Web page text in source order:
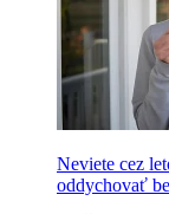
Neviete cez
oddychovať